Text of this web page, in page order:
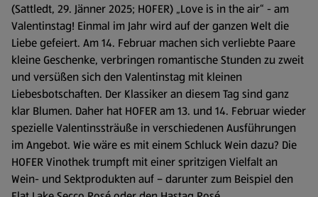
(Sattledt, 29. Jänner 2025; HOFER) „Love is in the air“ - am
Valentinstag! Einmal im Jahr wird auf der ganzen Welt die
Liebe gefeiert. Am 14. Februar machen sich verliebte Paare
kleine Geschenke, verbringen romantische Stunden zu zweit
und versüßen sich den Valentinstag mit kleinen
Liebesbotschaften. Der Klassiker an diesem Tag sind ganz
klar Blumen. Daher hat HOFER am 13. und 14. Februar wieder
spezielle Valentinssträuße in verschiedenen Ausführungen
im Angebot. Wie wäre es mit einem Schluck Wein dazu? Die
HOFER Vinothek trumpft mit einer spritzigen Vielfalt an
Wein- und Sektprodukten auf – darunter zum Beispiel den